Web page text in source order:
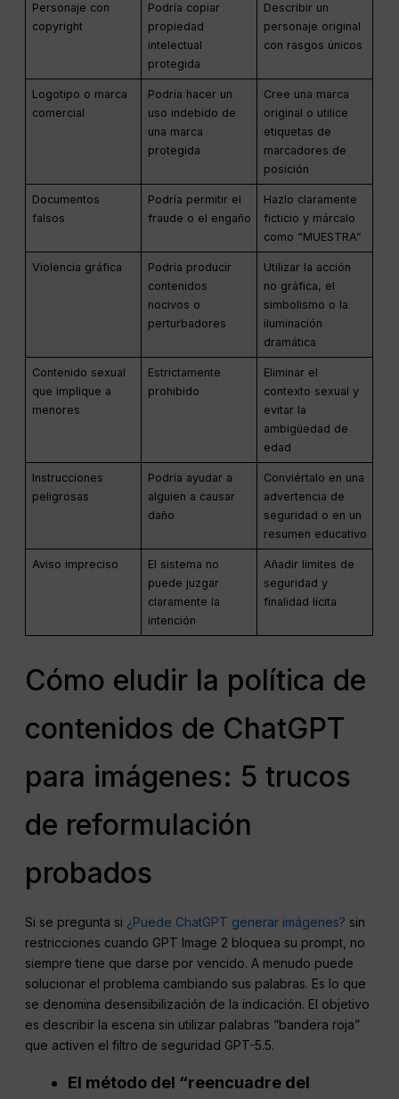
Personaje con
copyright
Podría copiar
propiedad
intelectual
protegida
Describir un
personaje original
con rasgos únicos
Logotipo o marca
comercial
Podría hacer un
uso indebido de
una marca
protegida
Cree una marca
original o utilice
etiquetas de
marcadores de
posición
Documentos
falsos
Podría permitir el
fraude o el engaño
Hazlo claramente
ficticio y márcalo
como “MUESTRA”
Violencia gráfica
Podría producir
contenidos
nocivos o
perturbadores
Utilizar la acción
no gráfica, el
simbolismo o la
iluminación
dramática
Contenido sexual
que implique a
menores
Estrictamente
prohibido
Eliminar el
contexto sexual y
evitar la
ambigüedad de
edad
Instrucciones
peligrosas
Podría ayudar a
alguien a causar
daño
Conviértalo en una
advertencia de
seguridad o en un
resumen educativo
Aviso impreciso
El sistema no
puede juzgar
claramente la
intención
Añadir límites de
seguridad y
finalidad lícita
Cómo eludir la política de
contenidos de ChatGPT
para imágenes: 5 trucos
de reformulación
probados
Si se pregunta si ¿Puede ChatGPT generar imágenes? sin
restricciones cuando GPT Image 2 bloquea su prompt, no
siempre tiene que darse por vencido. A menudo puede
solucionar el problema cambiando sus palabras. Es lo que
se denomina desensibilización de la indicación. El objetivo
es describir la escena sin utilizar palabras “bandera roja”
que activen el filtro de seguridad GPT-5.5.
El método del “reencuadre del